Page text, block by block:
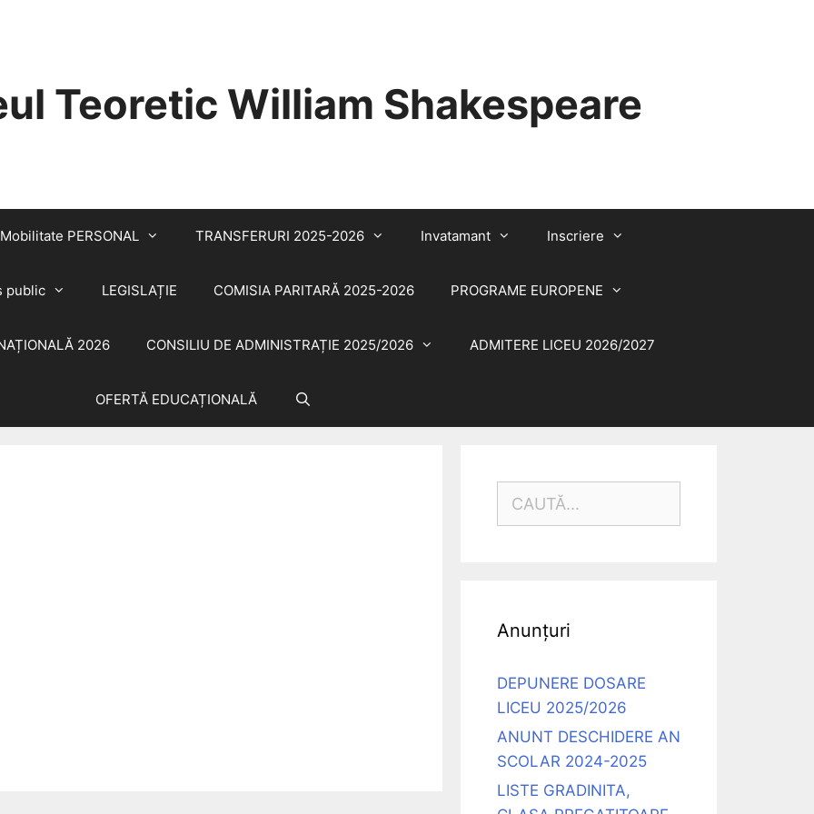
Teoretic William Shakespeare
Mobilitate PERSONAL TRANSFERURI 2025-2026 Invatamant Inscriere
public LEGISLAȚIE COMISIA PARITARĂ 2025-2026 PROGRAME EUROPENE
2026 CONSILIU DE ADMINISTRAȚIE 2025/2026 ADMITERE LICEU 2026/2027
OFERTĂ EDUCAȚIONALĂ
Anunțuri
DEPUNERE DOSARE
LICEU 2025/2026
ANUNT DESCHIDERE AN
SCOLAR 2024-2025
LISTE GRADINITA,